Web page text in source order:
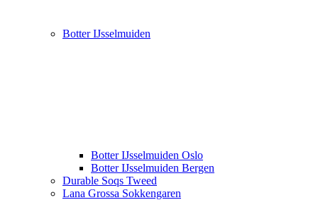
Botter IJsselmuiden
Botter IJsselmuiden Oslo
Botter IJsselmuiden Bergen
Durable Soqs Tweed
Lana Grossa Sokkengaren